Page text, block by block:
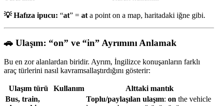
💡 Hafıza ipucu: “at” = ata point on a map, haritadaki iğne gibi.
🚗 Ulaşım: “on” ve “in” Ayrımını Anlamak
Bu en zor alanlardan biridir. Ayrım, İngilizce konuşanların farklı
araç türlerini nasıl kavramsallaştırdığını gösterir:
Ulaşım türü Kullanım
Alttaki mantık
Bus, train,
Toplu/paylaşılan ulaşım: on the vehicle